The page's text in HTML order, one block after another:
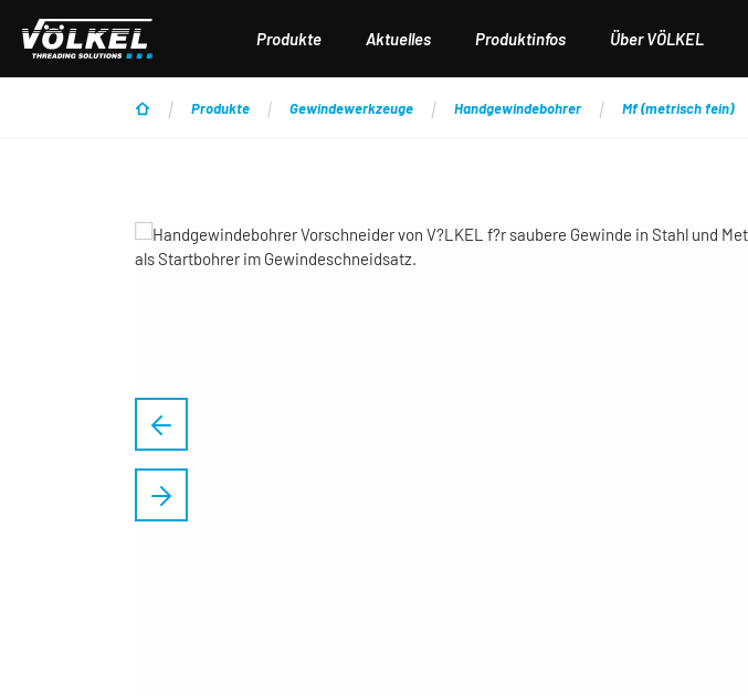
Hauptinhalt springen
Zur Suche springen
Zur Hauptnavigation springen
Produkte Aktuelles Produktinfos Über VÖLKEL
Produkte Gewindewerkzeuge Handgewindebohrer Mf (metrisch fein)
Bildergalerie überspringen